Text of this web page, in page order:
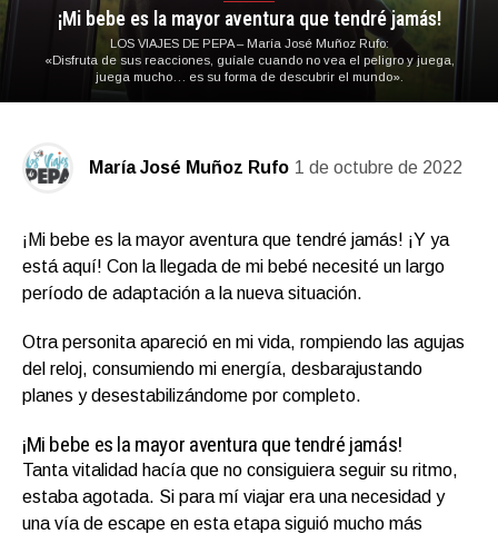
¡Mi bebe es la mayor aventura que tendré jamás!
LOS VIAJES DE PEPA – María José Muñoz Rufo:
«Disfruta de sus reacciones, guíale cuando no vea el peligro y juega,
juega mucho… es su forma de descubrir el mundo».
María José Muñoz Rufo 1 de octubre de 2022
¡Mi bebe es la mayor aventura que tendré jamás! ¡Y ya
está aquí! Con la llegada de mi bebé necesité un largo
período de adaptación a la nueva situación.
Otra personita apareció en mi vida, rompiendo las agujas
del reloj, consumiendo mi energía, desbarajustando
planes y desestabilizándome por completo.
¡Mi bebe es la mayor aventura que tendré jamás!
Tanta vitalidad hacía que no consiguiera seguir su ritmo,
estaba agotada. Si para mí viajar era una necesidad y
una vía de escape en esta etapa siguió mucho más